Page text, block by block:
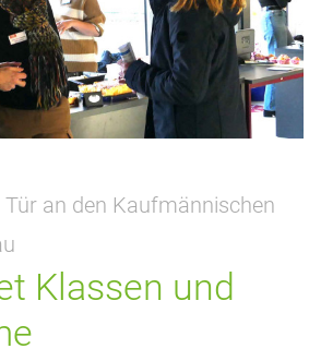
an den Kaufmännischen
Klassen und